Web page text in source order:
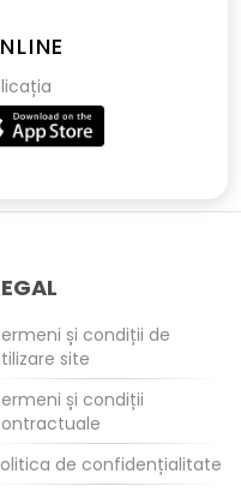
și condiții de
site
și condiții
de confidențialitate